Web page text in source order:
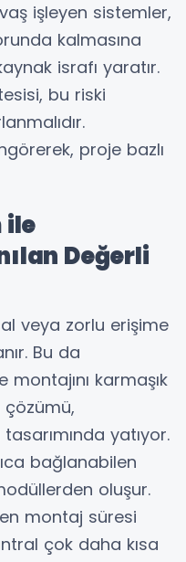
işleyen sistemler,
kalmasına
israfı yaratır.
bu riski
proje bazlı
ile
Değerli
veya zorlu erişime
Bu da
montajını karmaşık
çözümü,
tasarımında yatıyor.
bağlanabilen
oluşur.
montaj süresi
çok daha kısa